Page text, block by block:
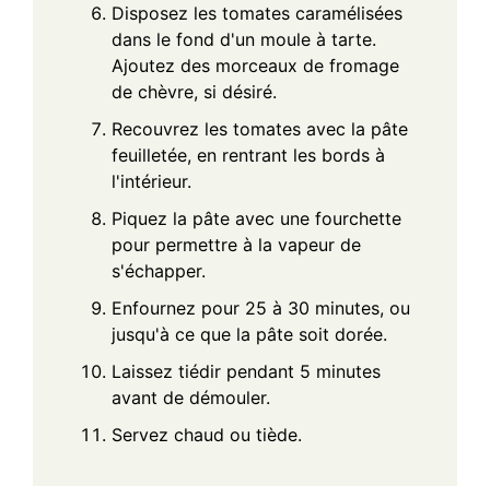
Disposez les tomates caramélisées
dans le fond d'un moule à tarte.
Ajoutez des morceaux de fromage
de chèvre, si désiré.
Recouvrez les tomates avec la pâte
feuilletée, en rentrant les bords à
l'intérieur.
Piquez la pâte avec une fourchette
pour permettre à la vapeur de
s'échapper.
Enfournez pour 25 à 30 minutes, ou
jusqu'à ce que la pâte soit dorée.
Laissez tiédir pendant 5 minutes
avant de démouler.
Servez chaud ou tiède.